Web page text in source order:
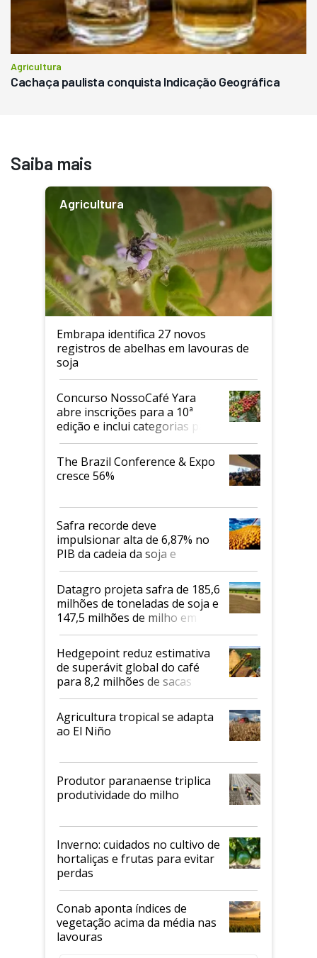
Agricultura
Cachaça paulista conquista Indicação Geográfica
Saiba mais
Agricultura
Embrapa identifica 27 novos
registros de abelhas em lavouras de
soja
Concurso NossoCafé Yara
abre inscrições para a 10ª
edição e inclui categorias para
cafés Canephora
The Brazil Conference & Expo
cresce 56%
Safra recorde deve
impulsionar alta de 6,87% no
PIB da cadeia da soja e
biodiesel em 2026
Datagro projeta safra de 185,6
milhões de toneladas de soja e
147,5 milhões de milho em
2026/27
Hedgepoint reduz estimativa
de superávit global do café
para 8,2 milhões de sacas
Agricultura tropical se adapta
ao El Niño
Produtor paranaense triplica
produtividade do milho
Inverno: cuidados no cultivo de
hortaliças e frutas para evitar
perdas
Conab aponta índices de
vegetação acima da média nas
lavouras